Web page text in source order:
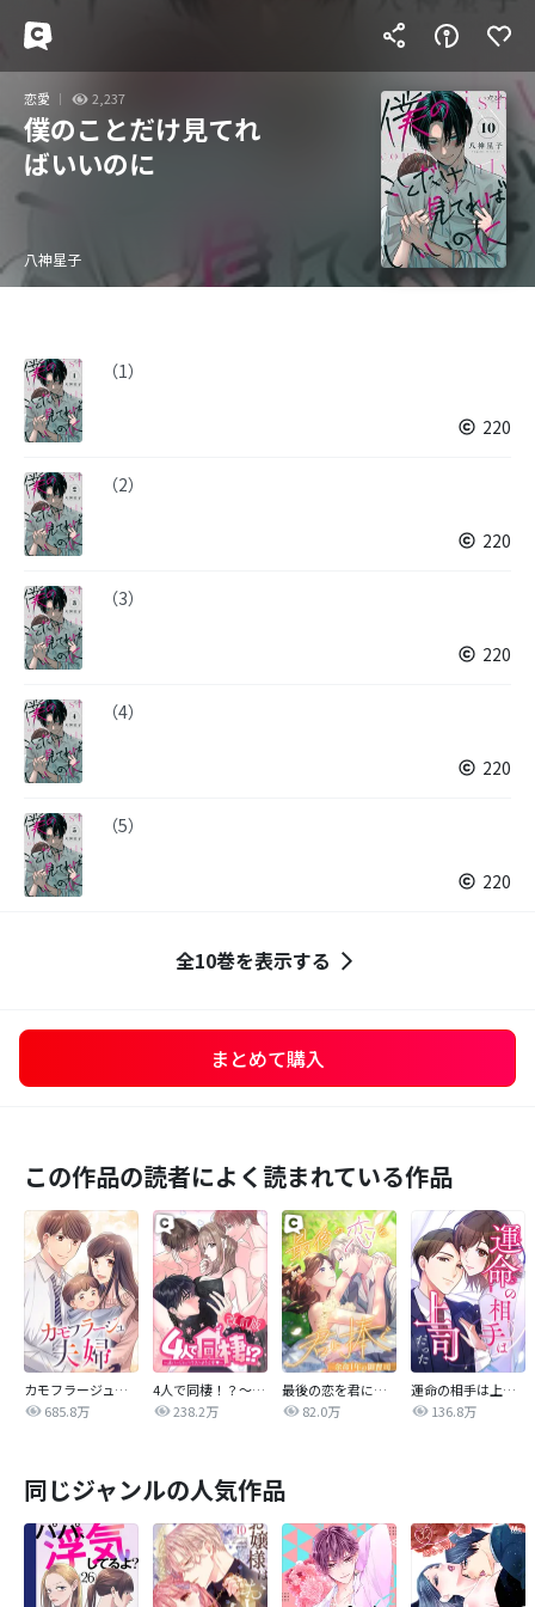
恋愛 2,237
僕のことだけ見てれ
ばいいのに
八神星子
（1）
220
（2）
220
（3）
220
（4）
220
（5）
220
全10巻を表示する
まとめて購入
この作品の読者によく読まれている作品
カモフラージュ夫婦
685.8万
4人で同棲！？～逆ハーレムハウスへようこそ♥～【改訂版】
238.2万
最後の恋を君に捧ぐ～余命1年の御曹司～
82.0万
運命の相手は上司だった
136.8万
同じジャンルの人気作品